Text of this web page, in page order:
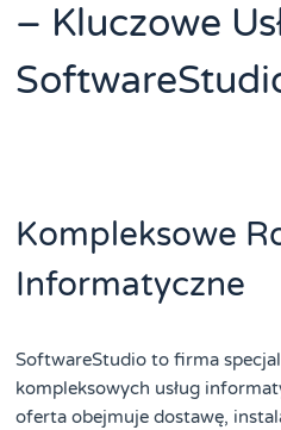
– Kluczowe
Kompleksowe
Informatyczne
SoftwareStudio to firma
kompleksowych usług
oferta obejmuje dostawę,